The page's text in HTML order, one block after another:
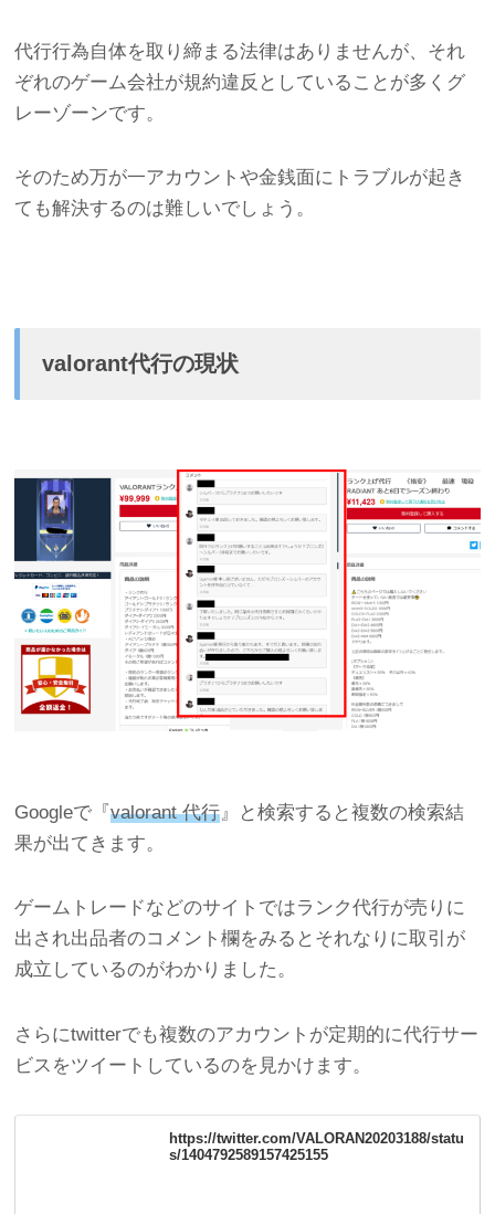
代行行為自体を取り締まる法律はありませんが、それ
ぞれのゲーム会社が規約違反としていることが多くグ
レーゾーンです。
そのため万が一アカウントや金銭面にトラブルが起き
ても解決するのは難しいでしょう。
valorant代行の現状
Googleで『valorant 代行 』と検索すると複数の検索結
果が出てきます。
ゲームトレードなどのサイトではランク代行が売りに
出され出品者のコメント欄をみるとそれなりに取引が
成立しているのがわかりました。
さらにtwitterでも複数のアカウントが定期的に代行サー
ビスをツイートしているのを見かけます。
https://twitter.com/VALORAN20203188/statu
s/1404792589157425155